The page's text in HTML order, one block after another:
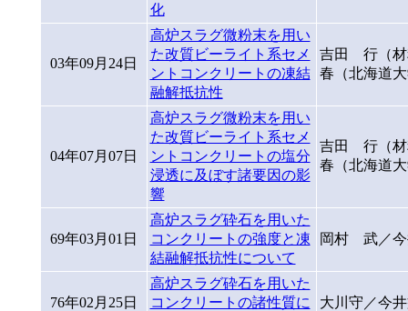
化
03年09月24日
高炉スラグ微粉末を用い
た改質ビーライト系セメ
ントコンクリートの凍結
融解抵抗性
吉田 行（材
春（北海道
04年07月07日
高炉スラグ微粉末を用い
た改質ビーライト系セメ
ントコンクリートの塩分
浸透に及ぼす諸要因の影
響
吉田 行（材
春（北海道
69年03月01日
高炉スラグ砕石を用いた
コンクリートの強度と凍
結融解抵抗性について
岡村 武／
76年02月25日
高炉スラグ砕石を用いた
コンクリートの諸性質に
大川守／今